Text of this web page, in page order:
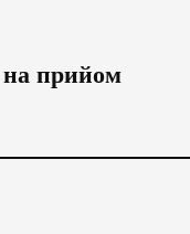
на прийом